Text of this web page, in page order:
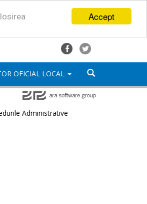
Accept
OFICIAL LOCAL
Administrative